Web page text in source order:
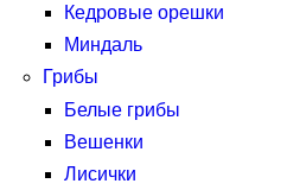
Кедровые орешки
Миндаль
Грибы
Белые грибы
Вешенки
Лисички